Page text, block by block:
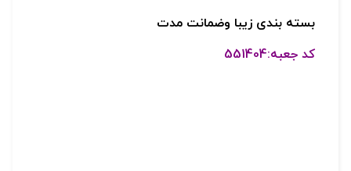
بسته بندی زیبا وضمانت مدت
کد جعبه:551404